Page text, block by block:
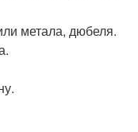
метала, дюбеля.